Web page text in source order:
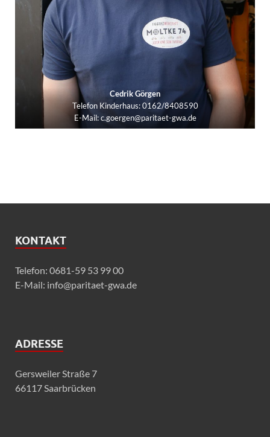
Cedrik Görgen
Telefon Kinderhaus: 0162/8408590
E-Mail: c.goergen@paritaet-gwa.de
KONTAKT
Telefon: 0681-59 53 99 00
E-Mail: info@paritaet-gwa.de
ADRESSE
Gersweiler Straße 7
66117 Saarbrücken